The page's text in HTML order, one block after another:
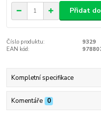
Přidat
Číslo produktu:
9329
EAN kód:
Kompletní specifikace
Komentáře 0